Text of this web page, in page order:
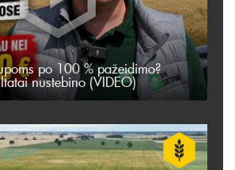
po 100 % pažeidimo?
nustebino (VIDEO)